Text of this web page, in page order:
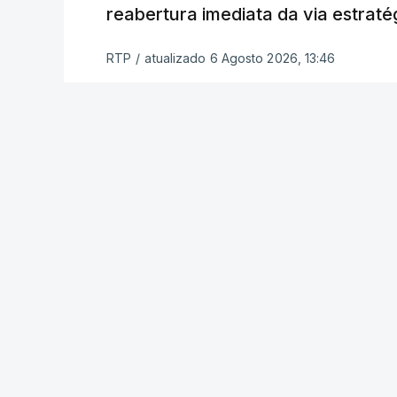
reabertura imediata da via
RTP / atualizado 6 Agosto 2026, 13:46